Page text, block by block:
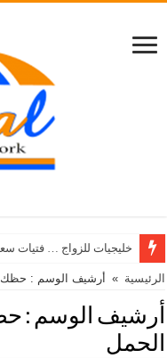
خليجيات للزواج … فتيات
الرئيسية » أرشيف الوسم : حظك
أرشيف الوسم :
الحمل